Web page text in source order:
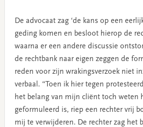
De advocaat zag ‘de kans op een
geding komen en besloot hierop de
waarna er een andere discussie
de rechtbank naar eigen zeggen de
reden voor zijn wrakingsverzoek niet
verbaal. “Toen ik hier tegen
het belang van mijn cliënt toch weten
geformuleerd is, riep een rechter vrij
mij te verwijderen. De rechter zag het